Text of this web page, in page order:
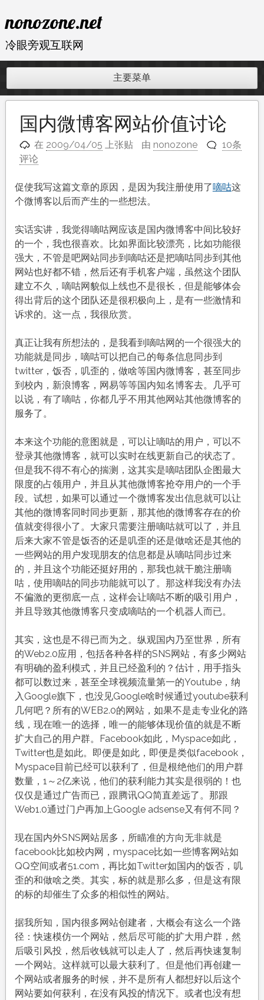
至
内
nonozone.net
冷眼旁观互联网
主要菜单
国内微博客网站价值讨论
在 2009/04/05 上张贴 由 nonozone
10条
评论
促使我写这篇文章的原因，是因为我注册使用了嘀咕这
个微博客以后而产生的一些想法。
实话实讲，我觉得嘀咕网应该是国内微博客中间比较好
的一个，我也很喜欢。比如界面比较漂亮，比如功能很
强大，不管是吧网站同步到嘀咕还是把嘀咕同步到其他
网站也好都不错，然后还有手机客户端，虽然这个团队
建立不久，嘀咕网貌似上线也不是很长，但是能够体会
得出背后的这个团队还是很积极向上，是有一些激情和
诉求的。这一点，我很欣赏。
真正让我有所想法的，是我看到嘀咕网的一个很强大的
功能就是同步，嘀咕可以把自己的每条信息同步到
twitter，饭否，叽歪的，做啥等国内微博客，甚至同步
到校内，新浪博客，网易等等国内知名博客去。几乎可
以说，有了嘀咕，你都几乎不用其他网站其他微博客的
服务了。
本来这个功能的意图就是，可以让嘀咕的用户，可以不
登录其他微博客，就可以实时在线更新自己的状态了。
但是我不得不有心的揣测，这其实是嘀咕团队企图最大
限度的占领用户，并且从其他微博客抢夺用户的一个手
段。试想，如果可以通过一个微博客发出信息就可以让
其他的微博客同时同步更新，那其他的微博客存在的价
值就变得很小了。大家只需要注册嘀咕就可以了，并且
后来大家不管是饭否的还是叽歪的还是做啥还是其他的
一些网站的用户发现朋友的信息都是从嘀咕同步过来
的，并且这个功能还挺好用的，那我也就干脆注册嘀
咕，使用嘀咕的同步功能就可以了。那这样我没有办法
不偏激的更彻底一点，这样会让嘀咕不断的吸引用户，
并且导致其他微博客只变成嘀咕的一个机器人而已。
其实，这也是不得已而为之。纵观国内乃至世界，所有
的Web2.0应用，包括各种各样的SNS网站，有多少网站
有明确的盈利模式，并且已经盈利的？估计，用手指头
都可以数过来，甚至全球视频流量第一的Youtube，纳
入Google旗下，也没见Google啥时候通过youtube获利
几何吧？所有的WEB2.0的网站，如果不是走专业化的路
线，现在唯一的选择，唯一的能够体现价值的就是不断
扩大自己的用户群。Facebook如此，Myspace如此，
Twitter也是如此。即便是如此，即便是类似facebook，
Myspace目前已经可以获利了，但是根绝他们的用户群
数量，1～2亿来说，他们的获利能力其实是很弱的！也
仅仅是通过广告而已，跟腾讯QQ简直差远了。那跟
Web1.0通过门户再加上Google adsense又有何不同？
现在国内外SNS网站居多，所瞄准的方向无非就是
facebook比如校内网，myspace比如一些博客网站如
QQ空间或者51.com，再比如Twitter如国内的饭否，叽
歪的和做啥之类。其实，标的就是那么多，但是这有限
的标的却催生了众多的相似性的网站。
据我所知，国内很多网站创建者，大概会有这么一个路
径：快速模仿一个网站，然后尽可能的扩大用户群，然
后吸引风投，然后收钱就可以走人了，然后再快速复制
一个网站。这样就可以最大获利了。但是他们再创建一
个网站或者服务的时候，并不是所有人都想好以后这个
网站要如何获利，在没有风投的情况下。或者也没有想